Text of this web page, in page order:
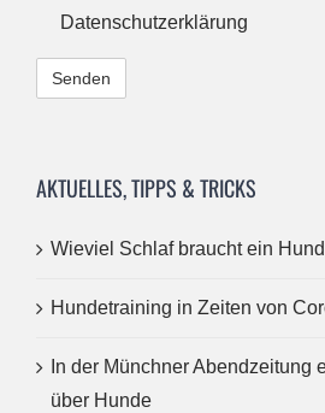
Datenschutzerklärung
AKTUELLES, TIPPS & TRICKS
Wieviel Schlaf braucht ein
Hundetraining in Zeiten von
In der Münchner Abendzeitung
über Hunde